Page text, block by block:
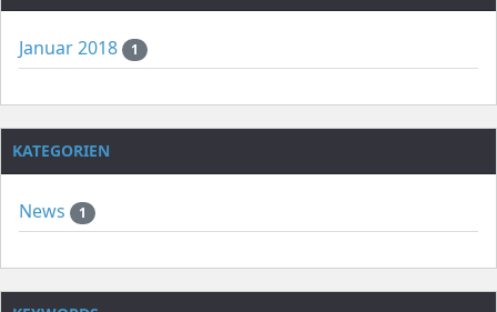
Januar 2018 1
KATEGORIEN
News 1